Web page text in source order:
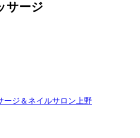
サージ
ージ＆ネイルサロン上野